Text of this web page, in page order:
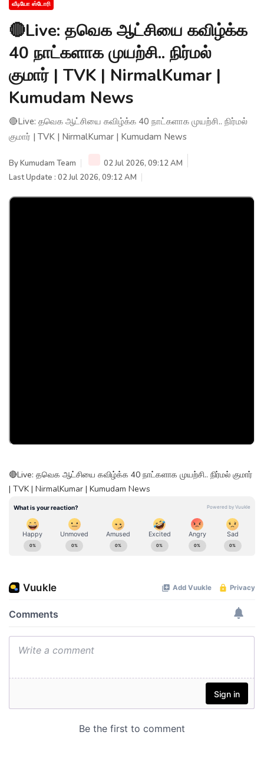
வீடியோ ஸ்டோரி
🔴Live: தவெக ஆட்சியை கவிழ்க்க
40 நாட்களாக முயற்சி.. நிர்மல்
குமார் | TVK | NirmalKumar |
Kumudam News
🔴Live: தவெக ஆட்சியை கவிழ்க்க 40 நாட்களாக முயற்சி.. நிர்மல்
குமார் | TVK | NirmalKumar | Kumudam News
ByKumudam Team
02 Jul 2026, 09:12 AM
Last Update : 02 Jul 2026, 09:12 AM
🔴Live: தவெக ஆட்சியை கவிழ்க்க 40 நாட்களாக முயற்சி.. நிர்மல் குமார்
| TVK | NirmalKumar | Kumudam News